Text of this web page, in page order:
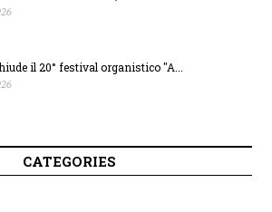
il 20° festival organistico "A...
CATEGORIES